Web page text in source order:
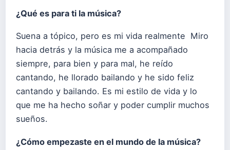
¿Qué es para ti la música?
Suena a tópico, pero es mi vida realmente Miro
hacia detrás y la música me a acompañado
siempre, para bien y para mal, he reído
cantando, he llorado bailando y he sido feliz
cantando y bailando. Es mi estilo de vida y lo
que me ha hecho soñar y poder cumplir muchos
sueños.
¿Cómo empezaste en el mundo de la música?